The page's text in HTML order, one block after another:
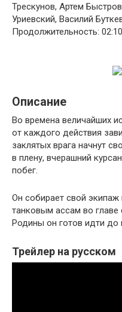
Трескунов, Артем
Уриевский, Василий
Продолжительность:
Описание
Во времена величайших
от каждого действия
заклятых врага начнут
в плену, вчерашний
побег.
Он собирает свой
танковым ассам во
Родины он готов идти до
Трейлер на русском